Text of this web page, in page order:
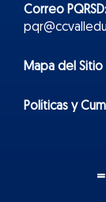
Correo PQRSD:
Mapa del Sitio
Políticas y